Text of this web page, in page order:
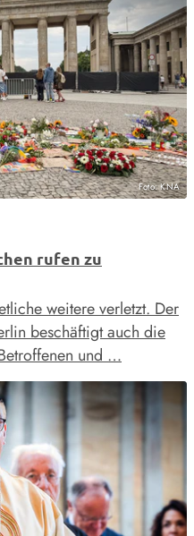
Foto: KNA
rufen zu
weitere verletzt. Der
beschäftigt auch die
und …